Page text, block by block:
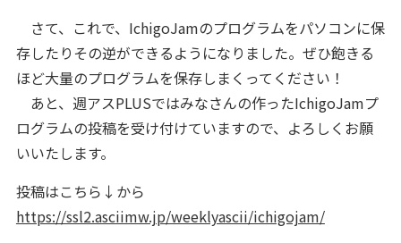
さて、これで、IchigoJamのプログラムをパソコンに保
存したりその逆ができるようになりました。ぜひ飽きる
ほど大量のプログラムを保存しまくってください！
あと、週アスPLUSではみなさんの作ったIchigoJamプ
ログラムの投稿を受け付けていますので、よろしくお願
いいたします。
投稿はこちら↓から
https://ssl2.asciimw.jp/weeklyascii/ichigojam/